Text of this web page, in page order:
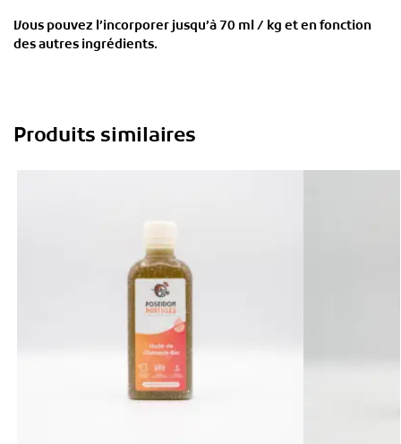
Vous pouvez l’incorporer jusqu’à 70 ml / kg et en fonction
des autres ingrédients.
Produits similaires